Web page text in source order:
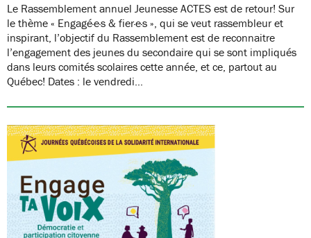
Le Rassemblement annuel Jeunesse ACTES est de retour! Sur
le thème « Engagé·e·s & fier·e·s », qui se veut rassembleur et
inspirant, l’objectif du Rassemblement est de reconnaitre
l’engagement des jeunes du secondaire qui se sont impliqués
dans leurs comités scolaires cette année, et ce, partout au
Québec! Dates : le vendredi…